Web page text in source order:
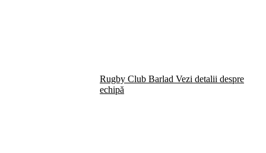
Rugby Club Barlad Vezi detalii despre
echipă